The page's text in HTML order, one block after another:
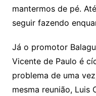
mantermos de pé.
seguir fazendo
Já o promotor
Vicente de Paulo é
problema de uma
mesma reunião, Luis